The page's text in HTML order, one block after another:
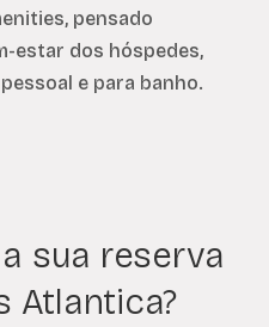
pensado
estar dos hóspedes,
e para banho.
sua reserva
Atlantica?